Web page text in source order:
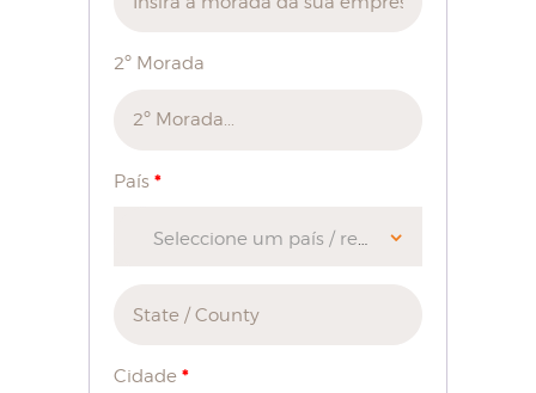
2º Morada
País *
Seleccione um país / região…
Cidade *